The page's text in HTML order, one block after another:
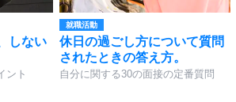
しない
ント
就職活動
休日の過ごし方について質問
されたときの答え方。
自分に関する30の面接の定番質問